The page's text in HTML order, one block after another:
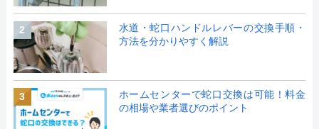
2
水道・蛇口ハンドルレバーの交換手順・
方法を分かりやすく解説
3
ホームセンターで蛇口交換は可能！料金
の相場や業者選びのポイント